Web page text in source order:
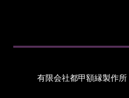
有限会社都甲額縁製作所